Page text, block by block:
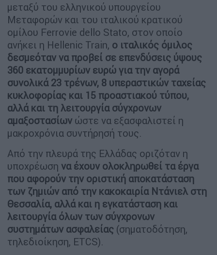
μεταξύ του ελληνικού υπουργείου
Μεταφορών και του ιταλικού κρατικού
ομίλου Ferrovie dello Stato, στον οποίο
ανήκει η Hellenic Train, ο ιταλικός όμιλος
δεσμεόταν να προβεί σε επενδύσεις ύψους
360 εκατομμυρίων ευρώ για την αγορά
συνολικά 23 τρένων, 8 υπεραστικών ταχείας
κυκλοφορίας και 15 προαστιακού τύπου,
αλλά και τη λειτουργία σύγχρονων
αμαξοστασίων ώστε να εξασφαλιστεί η
μακροχρόνια συντήρησή τους.
Από την πλευρά της Ελλάδας οριζόταν η
υποχρέωση να έχουν ολοκληρωθεί τα έργα
που αφορούν την οριστική αποκατάσταση
των ζημιών από την κακοκαιρία Ντάνιελ στη
Θεσσαλία, αλλά και η εγκατάσταση και
λειτουργία όλων των σύγχρονων
συστημάτων ασφαλείας (σηματοδότηση,
τηλεδιοίκηση, ΕTCS).